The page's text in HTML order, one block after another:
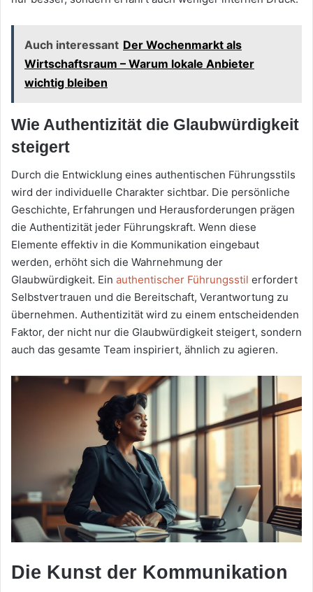
Auch interessant Der Wochenmarkt als
Wirtschaftsraum – Warum lokale Anbieter
wichtig bleiben
Wie Authentizität die Glaubwürdigkeit
steigert
Durch die Entwicklung eines authentischen Führungsstils
wird der individuelle Charakter sichtbar. Die persönliche
Geschichte, Erfahrungen und Herausforderungen prägen
die Authentizität jeder Führungskraft. Wenn diese
Elemente effektiv in die Kommunikation eingebaut
werden, erhöht sich die Wahrnehmung der
Glaubwürdigkeit. Ein authentischer Führungsstil erfordert
Selbstvertrauen und die Bereitschaft, Verantwortung zu
übernehmen. Authentizität wird zu einem entscheidenden
Faktor, der nicht nur die Glaubwürdigkeit steigert, sondern
auch das gesamte Team inspiriert, ähnlich zu agieren.
Die Kunst der Kommunikation